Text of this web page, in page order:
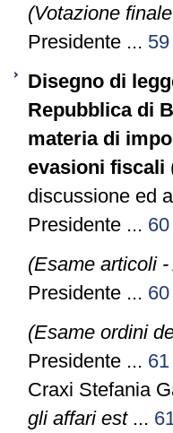
(Votazione
Presidente ... 59
Disegno di
Repubblica di
materia di
evasioni fiscali
discussione ed
Presidente ... 60
(Esame articoli
Presidente ... 60
(Esame ordini
Presidente ... 61
Craxi Stefania
gli affari est...